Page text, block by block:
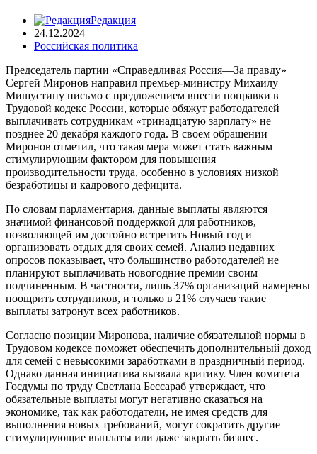
Редакция
24.12.2024
Российская политика
Председатель партии «Справедливая Россия—За правду»
Сергей Миронов направил премьер-министру Михаилу
Мишустину письмо с предложением внести поправки в
Трудовой кодекс России, которые обяжут работодателей
выплачивать сотрудникам «тринадцатую зарплату» не
позднее 20 декабря каждого года. В своем обращении
Миронов отметил, что такая мера может стать важным
стимулирующим фактором для повышения
производительности труда, особенно в условиях низкой
безработицы и кадрового дефицита.
По словам парламентария, данные выплаты являются
значимой финансовой поддержкой для работников,
позволяющей им достойно встретить Новый год и
организовать отдых для своих семей. Анализ недавних
опросов показывает, что большинство работодателей не
планируют выплачивать новогодние премии своим
подчиненным. В частности, лишь 37% организаций намерены
поощрить сотрудников, и только в 21% случаев такие
выплаты затронут всех работников.
Согласно позиции Миронова, наличие обязательной нормы в
Трудовом кодексе поможет обеспечить дополнительный доход
для семей с невысокими заработками в праздничный период.
Однако данная инициатива вызвала критику. Член комитета
Госдумы по труду Светлана Бессараб утверждает, что
обязательные выплаты могут негативно сказаться на
экономике, так как работодатели, не имея средств для
выполнения новых требований, могут сократить другие
стимулирующие выплаты или даже закрыть бизнес.